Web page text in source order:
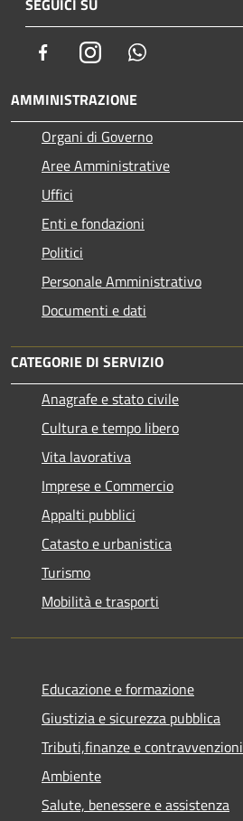
SEGUICI SU
FacebookInstagram
AMMINISTRAZIONE
Organi di Governo
Aree Amministrative
Uffici
Enti e fondazioni
Politici
Personale Amministrativo
Documenti e dati
CATEGORIE DI SERVIZIO
Anagrafe e stato civile
Cultura e tempo libero
Vita lavorativa
Imprese e Commercio
Appalti pubblici
Catasto e urbanistica
Turismo
Mobilità e trasporti
Educazione e formazione
Giustizia e sicurezza pubblica
Tributi,finanze e contravvenzioni
Ambiente
Salute, benessere e assistenza